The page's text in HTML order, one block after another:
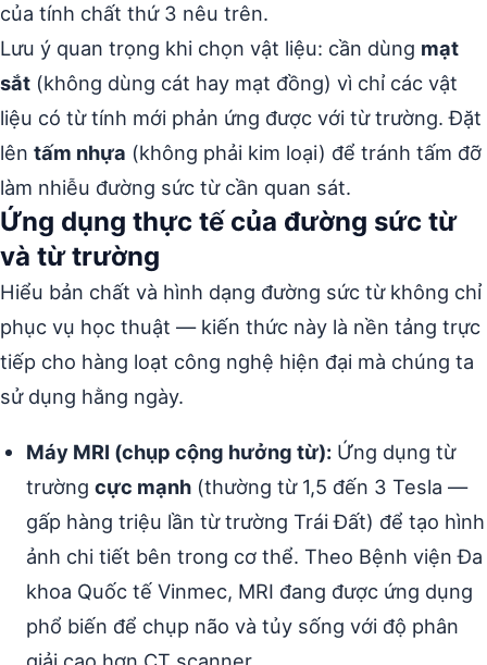
của tính chất thứ 3 nêu trên.
Lưu ý quan trọng khi chọn vật liệu: cần dùng mạt
sắt (không dùng cát hay mạt đồng) vì chỉ các vật
liệu có từ tính mới phản ứng được với từ trường. Đặt
lên tấm nhựa (không phải kim loại) để tránh tấm đỡ
làm nhiễu đường sức từ cần quan sát.
Ứng dụng thực tế của đường sức từ
và từ trường
Hiểu bản chất và hình dạng đường sức từ không chỉ
phục vụ học thuật — kiến thức này là nền tảng trực
tiếp cho hàng loạt công nghệ hiện đại mà chúng ta
sử dụng hằng ngày.
Máy MRI (chụp cộng hưởng từ): Ứng dụng từ
trường cực mạnh (thường từ 1,5 đến 3 Tesla —
gấp hàng triệu lần từ trường Trái Đất) để tạo hình
ảnh chi tiết bên trong cơ thể. Theo Bệnh viện Đa
khoa Quốc tế Vinmec, MRI đang được ứng dụng
phổ biến để chụp não và tủy sống với độ phân